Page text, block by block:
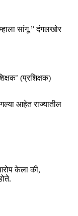
सांगू.” दंगलखोर
(प्रशिक्षक)
आहेत राज्यातील
केला की,